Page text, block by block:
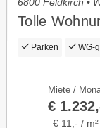
Tolle
Parken WG-
Miete /
€
€ 11,- / m²